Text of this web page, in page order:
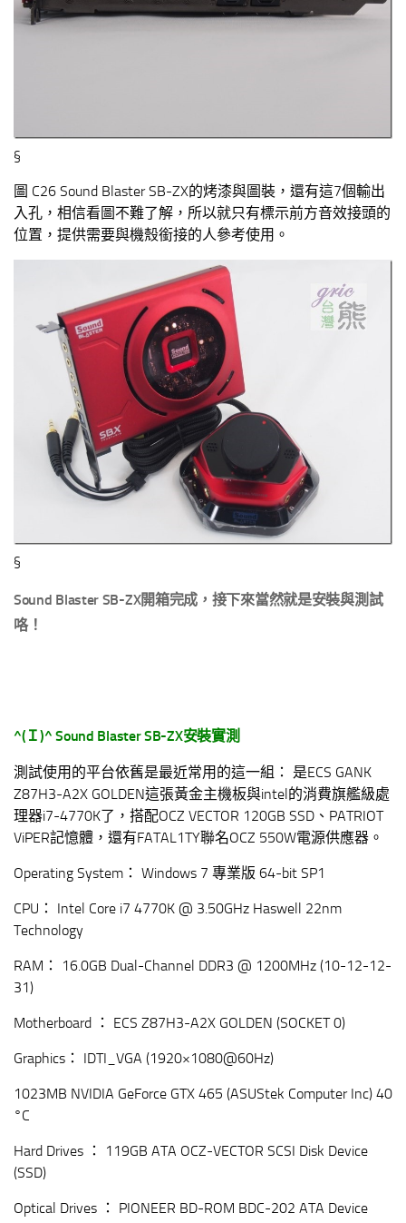
§
圖 C26 Sound Blaster SB-ZX的烤漆與圖裝，還有這7個輸出
入孔，相信看圖不難了解，所以就只有標示前方音效接頭的
位置，提供需要與機殼銜接的人參考使用。
§
Sound Blaster SB-ZX開箱完成，接下來當然就是安裝與測試
咯！
^( Ｉ)^Sound Blaster SB-ZX安裝實測
測試使用的平台依舊是最近常用的這一組： 是ECS GANK
Z87H3-A2X GOLDEN這張黃金主機板與intel的消費旗艦級處
理器i7-4770K了，搭配OCZ VECTOR 120GB SSD、PATRIOT
ViPER記憶體，還有FATAL1TY聯名OCZ 550W電源供應器。
Operating System： Windows 7 專業版 64-bit SP1
CPU： Intel Core i7 4770K @ 3.50GHz Haswell 22nm
Technology
RAM： 16.0GB Dual-Channel DDR3 @ 1200MHz (10-12-12-
31)
Motherboard ： ECS Z87H3-A2X GOLDEN (SOCKET 0)
Graphics： IDTI_VGA (1920×1080@60Hz)
1023MB NVIDIA GeForce GTX 465 (ASUStek Computer Inc) 40
°C
Hard Drives ： 119GB ATA OCZ-VECTOR SCSI Disk Device
(SSD)
Optical Drives ： PIONEER BD-ROM BDC-202 ATA Device